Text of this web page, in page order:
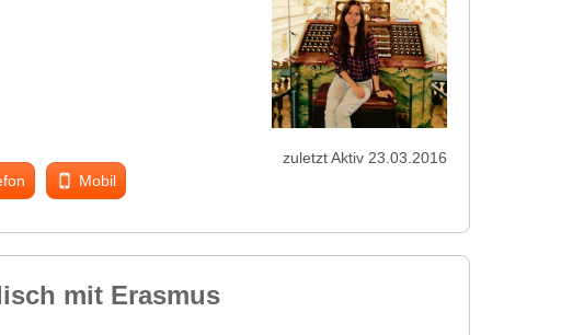
Mobil
zuletzt Aktiv 23.03.2016
mit Erasmus